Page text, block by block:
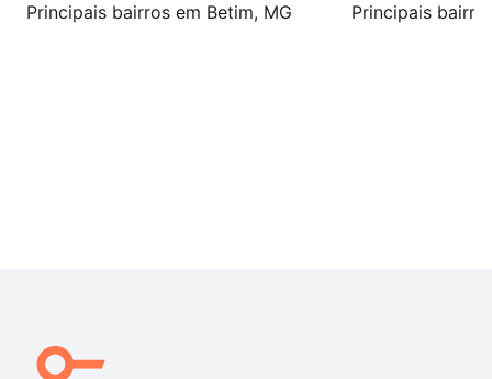
Principais bairros em Betim, MG Principais